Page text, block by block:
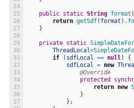
24
25
26
27
28
29
30
31
32
33
34
35
36
37
public static String format (
return getSdf( format ) .
}
private static
ThreadLocal
if
( sdfLocal == null)
{
sdfLocal = new
@Override
protected
return new
}
} ;